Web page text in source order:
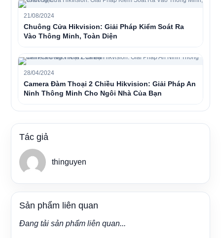
21/08/2024
Chuông Cửa Hikvision: Giải Pháp Kiểm Soát Ra
Vào Thông Minh, Toàn Diện
28/04/2024
Camera Đàm Thoại 2 Chiều Hikvision: Giải Pháp An
Ninh Thông Minh Cho Ngôi Nhà Của Bạn
Tác giả
thinguyen
Sản phẩm liên quan
Đang tải sản phẩm liên quan...